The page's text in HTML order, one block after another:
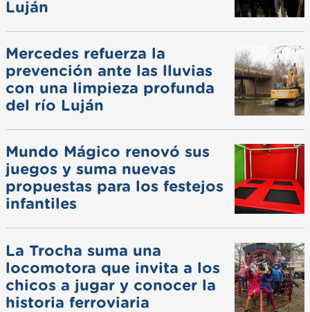
Luján
Mercedes refuerza la
prevención ante las lluvias
con una limpieza profunda
del río Luján
Mundo Mágico renovó sus
juegos y suma nuevas
propuestas para los festejos
infantiles
La Trocha suma una
locomotora que invita a los
chicos a jugar y conocer la
historia ferroviaria